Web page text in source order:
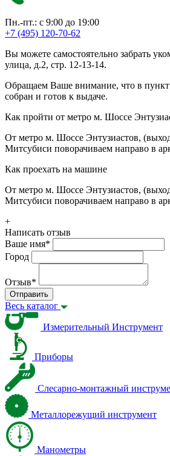
Пн.-пт.: с 9:00 до 19:00
+7 (495) 120-70-62
Вы можете самостоятельно забрать
улица, д.2, стр. 12-13-14.
Обращаем Ваше внимание, что в пункт
собран и готов к выдаче.
Как пройти от метро м. Шоссе
От метро м. Шоссе Энтузиастов,
Митсубиси поворачиваем направо в
Как проехать на машине
От метро м. Шоссе Энтузиастов,
Митсубиси поворачиваем направо в
+
Написать отзыв
Ваше имя*
Город
Отзыв*
Отправить
Весь каталог
Измерительный Инструмент
Приборы
Слесарно-монтажный
Металлорежущий инструмент
Манометры